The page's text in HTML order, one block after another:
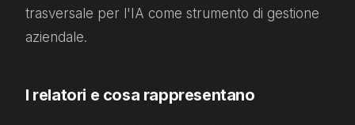
trasversale per l'IA come strumento di gestione
aziendale.
I relatori e cosa rappresentano